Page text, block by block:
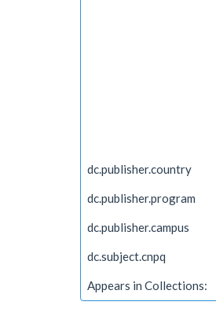
dc.publisher.country
dc.publisher.program
dc.publisher.campus
dc.subject.cnpq
Appears in Collections: